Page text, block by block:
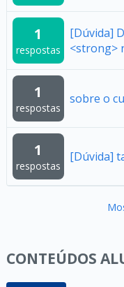
1
respostas
[Dúvida]
<strong>
1
respostas
sobre o
1
respostas
[Dúvida]
CONTEÚDOS